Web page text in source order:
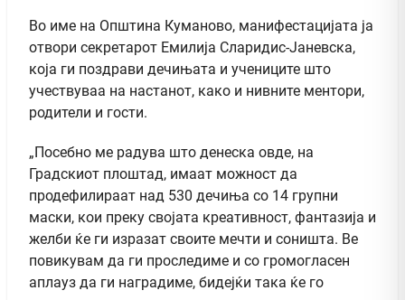
Во име на Општина Куманово, манифестацијата ја
отвори секретарот Емилија Сларидис-Јаневска,
која ги поздрави дечињата и учениците што
учествуваа на настанот, како и нивните ментори,
родители и гости.
„Посебно ме радува што денеска овде, на
Градскиот плоштад, имаат можност да
продефилираат над 530 дечиња со 14 групни
маски, кои преку својата креативност, фантазија и
желби ќе ги изразат своите мечти и соништа. Ве
повикувам да ги проследиме и со громогласен
аплауз да ги наградиме, бидејќи така ќе го